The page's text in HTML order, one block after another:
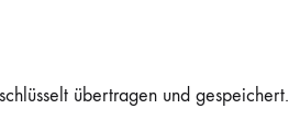
übertragen und gespeichert.